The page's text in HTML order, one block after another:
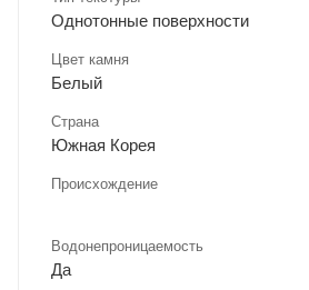
Однотонные поверхности
Цвет камня
Белый
Страна
Южная Корея
Происхождение
Водонепроницаемость
Да